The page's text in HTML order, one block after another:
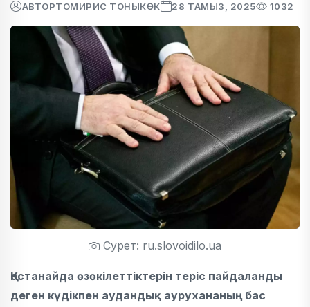
АВТОРТОМИРИС ТОНЫКӨК 28 ТАМЫЗ, 2025 1032
Сурет: ru.slovoidilo.ua
Қостанайда өзөкілеттіктерін теріс пайдаланды
деген күдікпен аудандық аурухананың бас